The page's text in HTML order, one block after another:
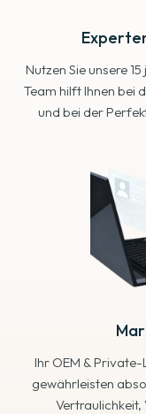
Nutzen Sie unsere
Team hilft Ihnen bei
und bei der
Ihr OEM &
gewährleisten
Vertraulichkeit,